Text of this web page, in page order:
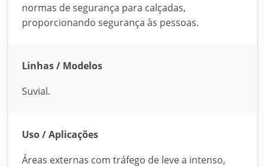
normas de segurança para calçadas,
proporcionando segurança às pessoas.
Linhas / Modelos
Suvial.
Uso / Aplicações
Áreas externas com tráfego de leve a intenso,